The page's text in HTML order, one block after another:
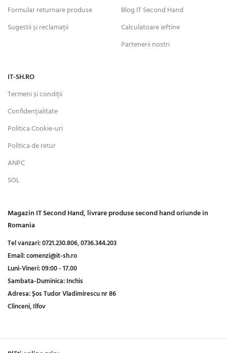
Formular returnare produse
Sugestii și reclamații
Blog IT Second Hand
Calculatoare ieftine
Partenerii nostri
IT-SH.RO
Termeni și condiții
Confidențialitate
Politica Cookie-uri
Politica de retur
ANPC
SOL
Magazin IT Second Hand, livrare produse second hand oriunde in
Romania
Tel vanzari:0721.230.806,0736.344.203
Email:comenzi@it-sh.ro
Luni-Vineri:09:00 - 17.00
Sambata-Duminica:Inchis
Adresa:Șos Tudor Vladimirescu nr 86
Clinceni, Ilfov